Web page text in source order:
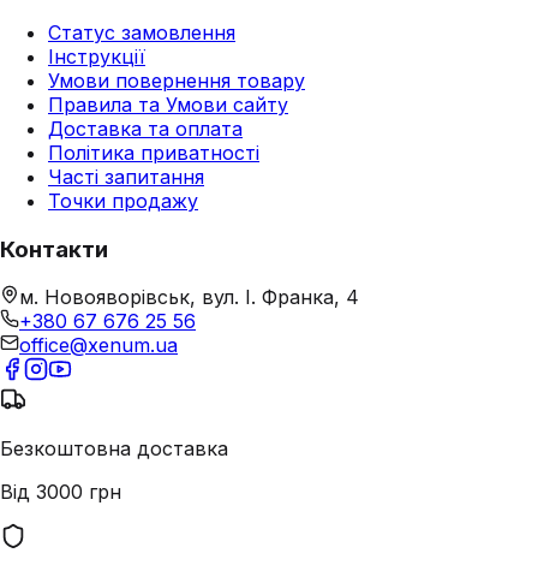
Статус замовлення
Інструкції
Умови повернення товару
Правила та Умови сайту
Доставка та оплата
Політика приватності
Часті запитання
Точки продажу
Контакти
м. Новояворівськ, вул. І. Франка, 4
+380 67 676 25 56
office@xenum.ua
Безкоштовна доставка
Від 3000 грн